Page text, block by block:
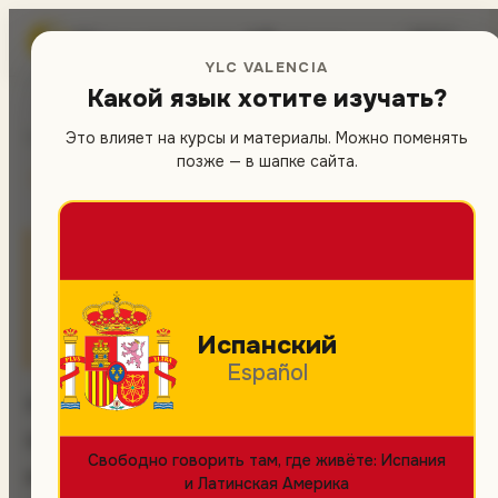
YLC VALENCIA
Какой язык хотите изучать?
Это влияет на курсы и материалы. Можно поменять
позже — в шапке сайта.
Испанский
Español
Свободно говорить там, где живёте: Испания
и Латинская Америка
Школа испанскогов Валенсии
Главная/Legal/Правовая информация (Aviso Legal)
информация (Aviso
Legal)
Настоящий документ устанавливает
правовую информацию и общие условия
использования сайта ylcvalencia.es в